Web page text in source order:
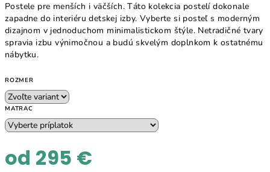
Postele pre menších i väčších. Táto kolekcia postelí dokonale
zapadne do interiéru detskej izby. Vyberte si posteľ s moderným
dizajnom v jednoduchom minimalistickom štýle. Netradičné tvary
spravia izbu výnimočnou a budú skvelým doplnkom k ostatnému
nábytku.
ROZMER
MATRAC
od 295 €